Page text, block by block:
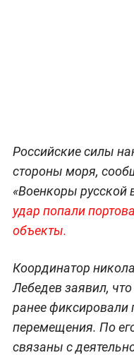
Российские силы
стороны моря,
«Военкоры русской
удар попали
объекты.
Координатор
Лебедев заявил,
ранее фиксировали
перемещения. По
связаны с